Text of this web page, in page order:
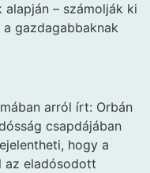
– számolják ki
gazdagabbaknak
arról írt: Orbán
csapdájában
hogy a
az eladósodott